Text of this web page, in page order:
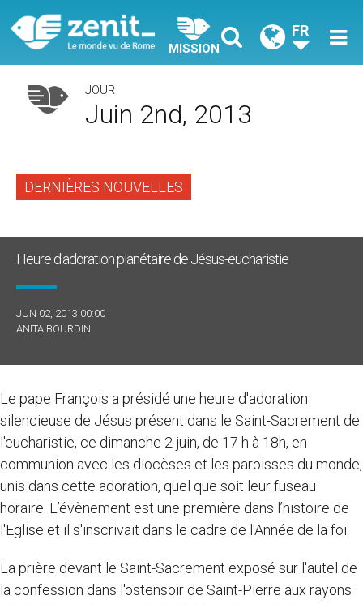
MISSION
FR
JOUR
Juin 2nd, 2013
DERNIÈRES NOUVELLES
Heure d'adoration planétaire de Jésus-eucharistie
JUN 02, 2013 00:00
ANITA BOURDIN
Le pape François a présidé une heure d'adoration
silencieuse de Jésus présent dans le Saint-Sacrement de
l'eucharistie, ce dimanche 2 juin, de 17 h à 18h, en
communion avec les diocèses et les paroisses du monde,
unis dans cette adoration, quel que soit leur fuseau
horaire. L’évènement est une première dans l’histoire de
l'Eglise et il s'inscrivait dans le cadre de l'Année de la foi.
La prière devant le Saint-Sacrement exposé sur l'autel de
la confession dans l'ostensoir de Saint-Pierre aux rayons